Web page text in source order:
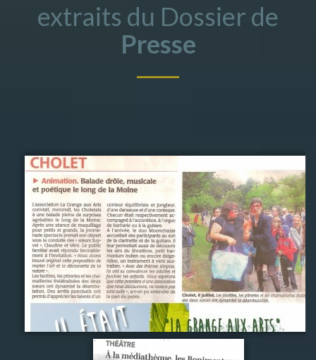
extraits du Dossier de
Presse